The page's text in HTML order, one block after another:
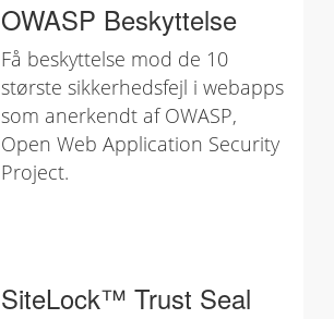
OWASP Beskyttelse
Få beskyttelse mod de 10
største sikkerhedsfejl i webapps
som anerkendt af OWASP,
Open Web Application Security
Project.
SiteLock™ Trust Seal